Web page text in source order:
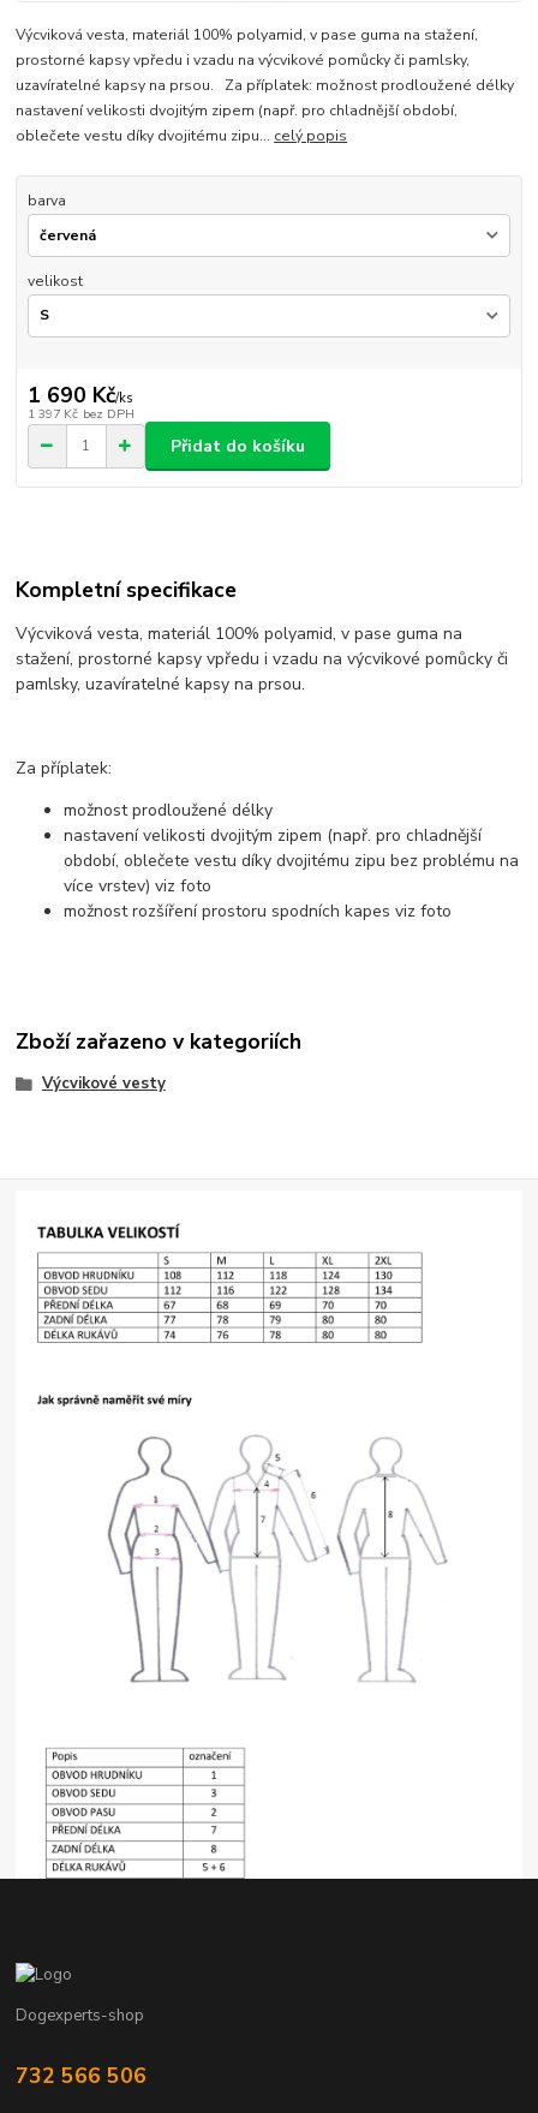
Výcviková vesta, materiál 100% polyamid, v pase guma na stažení,
prostorné kapsy vpředu i vzadu na výcvikové pomůcky či pamlsky,
uzavíratelné kapsy na prsou. Za příplatek: možnost prodloužené délky
nastavení velikosti dvojitým zipem (např. pro chladnější období,
oblečete vestu díky dvojitému zipu... celý popis
barva
velikost
1 690 Kč/ks
1 397 Kč bez DPH
Přidat do košíku
Kompletní specifikace
Výcviková vesta, materiál 100% polyamid, v pase guma na
stažení, prostorné kapsy vpředu i vzadu na výcvikové pomůcky či
pamlsky, uzavíratelné kapsy na prsou.
Za příplatek:
možnost prodloužené délky
nastavení velikosti dvojitým zipem (např. pro chladnější
období, oblečete vestu díky dvojitému zipu bez problému na
více vrstev) viz foto
možnost rozšíření prostoru spodních kapes viz foto
Zboží zařazeno v kategoriích
Výcvikové vesty
Dogexperts-shop
732 566 506